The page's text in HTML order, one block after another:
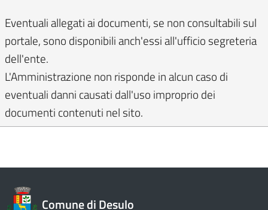
Eventuali allegati ai documenti, se non consultabili sul
portale, sono disponibili anch'essi all'ufficio segreteria
dell'ente.
L'Amministrazione non risponde in alcun caso di
eventuali danni causati dall'uso improprio dei
documenti contenuti nel sito.
Comune di Desulo